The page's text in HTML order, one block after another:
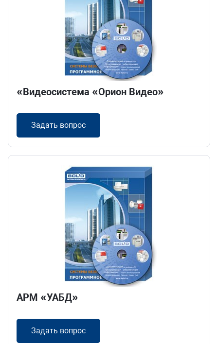
«Видеосистема «Орион Видео»
Задать вопрос
АРМ «УАБД»
Задать вопрос